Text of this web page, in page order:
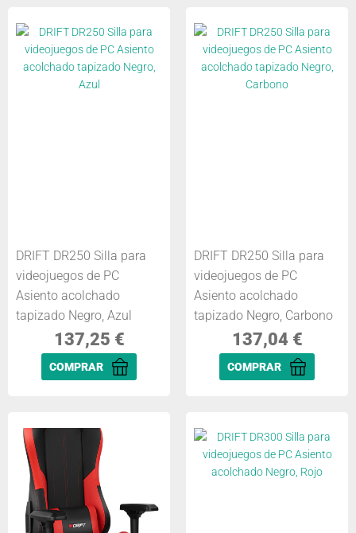
DRIFT DR250 Silla para
videojuegos de PC
Asiento acolchado
tapizado Negro, Azul
137,25 €
COMPRAR
DRIFT DR250 Silla para
videojuegos de PC
Asiento acolchado
tapizado Negro, Carbono
137,04 €
COMPRAR